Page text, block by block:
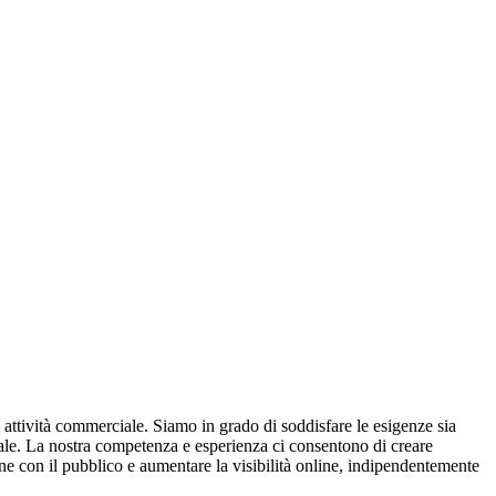
commerciale. Siamo in grado di soddisfare le esigenze sia
La nostra competenza e esperienza ci consentono di creare
con il pubblico e aumentare la visibilità online, indipendentemente